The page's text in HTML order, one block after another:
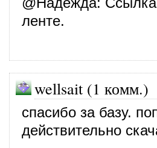
ленте.
wellsait (1 комм.)
спасибо за базу.
действительно